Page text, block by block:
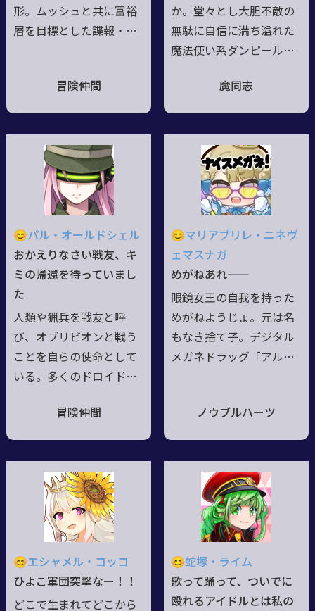
形。ムッシュと共に富裕
層を目標とした諜報・暗
てしまい、行方を追うた
めに猟兵として活動を開
然程大きくはないが、慣
れてくると意外とわかり
やすい。//好物は甘いス
イーツ、特にマシュマロ
がお気に入り。一方苦い
食べ物全般が苦手で、そ
れとは別にこんにゃくの
ぶよぶよ感だけは克服で
冒険仲間
か。堂々とし大胆不敵の
無駄に自信に満ち溢れた
魔法使い系ダンピール。
ら覚えた炎魔法と吸血鬼
の父親の血を色濃く受け
える死霊魔法や吸血鬼の
能力しか基本使わない
子。感覚と感情の赴くま
まに生きており難しいこ
とは勢いで吹き飛ばす。
出身、生い立ちのことも
あり凄惨なもの、人の汚
それでも元気に振舞うは
魔同志
😊パル・オールドシェル
おかえりなさい戦友、キ
ミの帰還を待っていまし
た
人類や猟兵を戦友と呼
び、オブリビオンと戦う
ことを自らの使命として
いる。多くのドロイドや
括制御しうる指揮官機能
りを増幅するサイキック
エナジー制御機能を持つ
決戦兵器にして自称作業
用ドロイド。真面目なよ
うで真顔でふざける独特
のセンスを有する。 ★
冒険仲間
😊マリアブリレ・ニネヴ
ェマスナガ
めがねあれ――
眼鏡女王の自我を持った
めがねようじょ。元は名
もなき捨て子。デジタル
メガネドラッグ「アルハ
バーに保存されていた6
れた。眼鏡人生にして約
300万年以上の記憶
を押し込んだ結果「全眼
鏡人が深層心理下で求め
る理想の眼鏡女王」の人
格が誕生。ロイヤルな苗
字である「マスナガ」を
ノウブルハーツ
😊エシャメル・コッコ
ひよこ軍団突撃なー！！
どこで生まれてどこから
😊蛇塚・ライム
歌って踊って、ついでに
殴れるアイドルとは私の